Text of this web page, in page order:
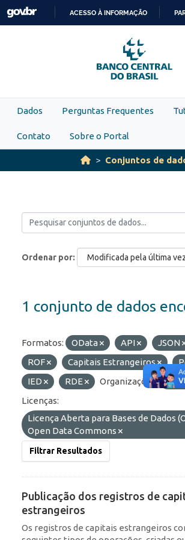
Skip to main content
PARA
O
CONTEÚDO
ACESSO À INFORMAÇÃO
Dados Perguntas Frequentes
Contato Sobre o Portal
Conjuntos de
Ordenar por
1 conjunto de dados
Formatos: OData API JSON
ROF
Capitais Estrangeiros
IED
RDE Organizações:
Licenças:
Licença Aberta para Bases de Dados
Open Data Commons
Filtrar Resultados
Publicação dos registros de
estrangeiros
Os registros de capitais estrangeiros